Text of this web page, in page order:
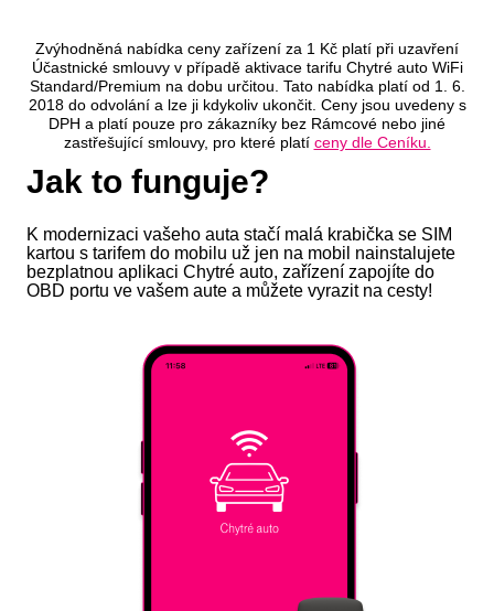
Zvýhodněná nabídka ceny zařízení za 1 Kč platí při uzavření
Účastnické smlouvy v případě aktivace tarifu Chytré auto WiFi
Standard/Premium na dobu určitou. Tato nabídka platí od 1. 6.
2018 do odvolání a lze ji kdykoliv ukončit. Ceny jsou uvedeny s
DPH a platí pouze pro zákazníky bez Rámcové nebo jiné
zastřešující smlouvy, pro které platí ceny dle Ceníku.
Jak to funguje?
K modernizaci vašeho auta stačí malá krabička se SIM
kartou s tarifem do mobilu už jen na mobil nainstalujete
bezplatnou aplikaci Chytré auto, zařízení zapojíte do
OBD portu ve vašem aute a můžete vyrazit na cesty!